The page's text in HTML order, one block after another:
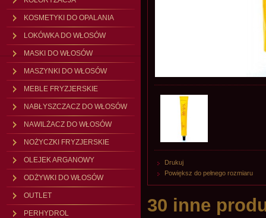
KOSMETYKI DO OPALANIA
LOKÓWKA DO WŁOSÓW
MASKI DO WŁOSÓW
MASZYNKI DO WŁOSÓW
MEBLE FRYZJERSKIE
NABŁYSZCZACZ DO WŁOSÓW
NAWILŻACZ DO WŁOSÓW
NOŻYCZKI FRYZJERSKIE
OLEJEK ARGANOWY
ODŻYWKI DO WŁOSÓW
OUTLET
PERHYDROL
Drukuj
Powiększ do pełnego rozmiaru
30 inne